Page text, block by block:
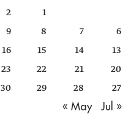
الأرشيف
1
2
6
7
8
9
13
14
15
16
20
21
22
23
27
28
29
30
« May
Jul »